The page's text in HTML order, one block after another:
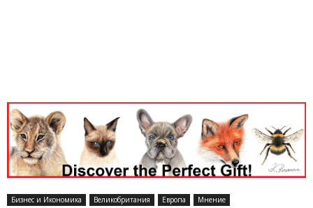
Бизнес и Икономика Великобритания Европа
Мнение